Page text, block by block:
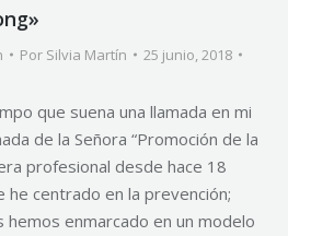
Por Silvia Martín
25 junio, 2018
que suena una llamada en mi
de la Señora “Promoción de la
profesional desde hace 18
he centrado en la prevención;
hemos enmarcado en un modelo